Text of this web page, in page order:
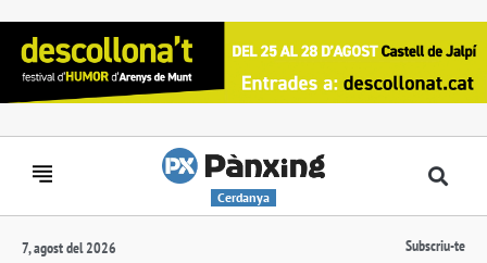
Cerdanya
7, agost del 2026 Subscriu-te